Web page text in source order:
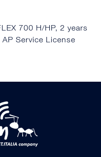
700 H/HP, 2 years
Service License